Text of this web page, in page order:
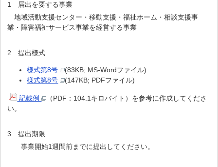
1 届出を要する事業
地域活動支援センター・移動支援・福祉ホーム・相談支援事
業・障害福祉サービス事業を経営する事業
2 提出様式
様式第8号
(83KB; MS-Wordファイル)
様式第8号
(147KB; PDFファイル)
記載例
（PDF：104.1キロバイト）を参考に作成してくださ
い。
3 提出期限
事業開始1週間前までに提出してください。